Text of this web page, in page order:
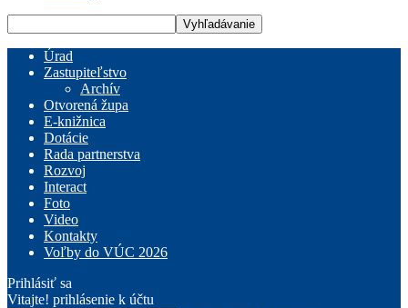
Úrad
Zastupiteľstvo
Archív
Otvorená župa
E-knižnica
Dotácie
Rada partnerstva
Rozvoj
Interact
Foto
Video
Kontakty
Voľby do VÚC 2026
Prihlásiť sa
Vitajte! prihlásenie k účtu